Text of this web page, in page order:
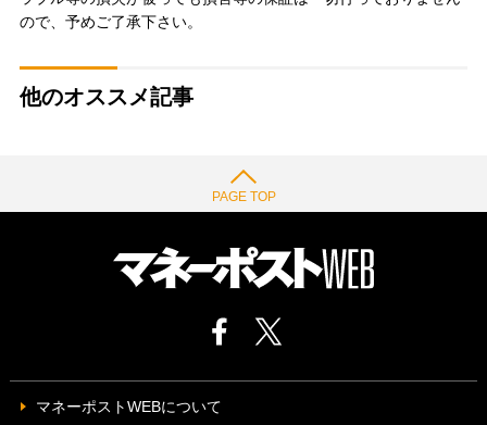
ので、予めご了承下さい。
他のオススメ記事
PAGE TOP
マネーポストWEBについて